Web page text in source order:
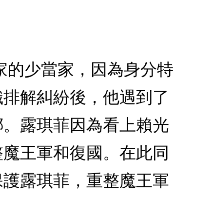
的少當家，因為身分特
解糾紛後，他遇到了
露琪菲因為看上賴光
王軍和復國。在此同
露琪菲，重整魔王軍